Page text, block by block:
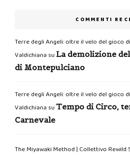
COMMENTI
Terre degli Angeli: oltre il velo del gioco
Valdichiana su La demolizione
di Montepulciano
Terre degli Angeli: oltre il velo del gioco
Valdichiana su Tempo di Circo,
Carnevale
The Miyawaki Method | Collettivo Rewild